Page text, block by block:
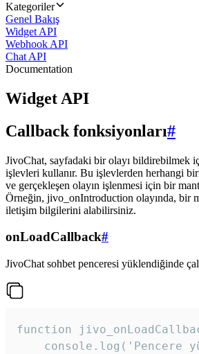
Kategoriler
Genel Bakış
Widget API
Webhook API
Chat API
Documentation
Widget API
Callback fonksiyonları#
JivoChat, sayfadaki bir olayı bildirebilmek
işlevleri kullanır. Bu işlevlerden herhangi
ve gerçekleşen olayın işlenmesi için bir
Örneğin, jivo_onIntroduction olayında, bir
iletişim bilgilerini alabilirsiniz.
onLoadCallback#
JivoChat sohbet penceresi yüklendiğinde
function
console.log('Pencere